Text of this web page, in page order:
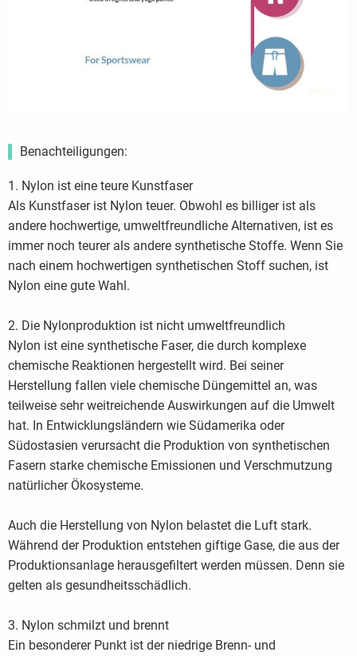
Benachteiligungen:
1. Nylon ist eine teure Kunstfaser
Als Kunstfaser ist Nylon teuer. Obwohl es billiger ist als
andere hochwertige, umweltfreundliche Alternativen, ist es
immer noch teurer als andere synthetische Stoffe. Wenn Sie
nach einem hochwertigen synthetischen Stoff suchen, ist
Nylon eine gute Wahl.
2. Die Nylonproduktion ist nicht umweltfreundlich
Nylon ist eine synthetische Faser, die durch komplexe
chemische Reaktionen hergestellt wird. Bei seiner
Herstellung fallen viele chemische Düngemittel an, was
teilweise sehr weitreichende Auswirkungen auf die Umwelt
hat. In Entwicklungsländern wie Südamerika oder
Südostasien verursacht die Produktion von synthetischen
Fasern starke chemische Emissionen und Verschmutzung
natürlicher Ökosysteme.
Auch die Herstellung von Nylon belastet die Luft stark.
Während der Produktion entstehen giftige Gase, die aus der
Produktionsanlage herausgefiltert werden müssen. Denn sie
gelten als gesundheitsschädlich.
3. Nylon schmilzt und brennt
Ein besonderer Punkt ist der niedrige Brenn- und